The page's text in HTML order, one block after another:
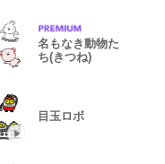
名もなき動物た
ち(きつね)
目玉ロボ